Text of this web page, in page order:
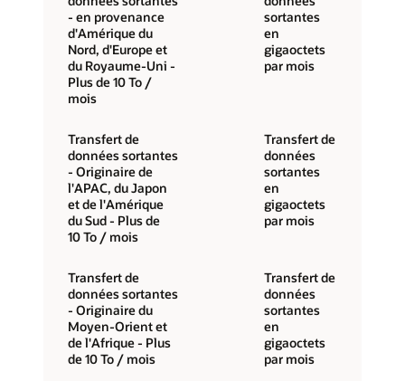
- en provenance
d'Amérique du
Nord, d'Europe et
du Royaume-Uni -
Plus de 10 To /
mois
sortantes
en
gigaoctets
par mois
Transfert de
données sortantes
- Originaire de
l'APAC, du Japon
et de l'Amérique
du Sud - Plus de
10 To / mois
Transfert de
données
sortantes
en
gigaoctets
par mois
Transfert de
données sortantes
- Originaire du
Moyen-Orient et
de l'Afrique - Plus
de 10 To / mois
Transfert de
données
sortantes
en
gigaoctets
par mois